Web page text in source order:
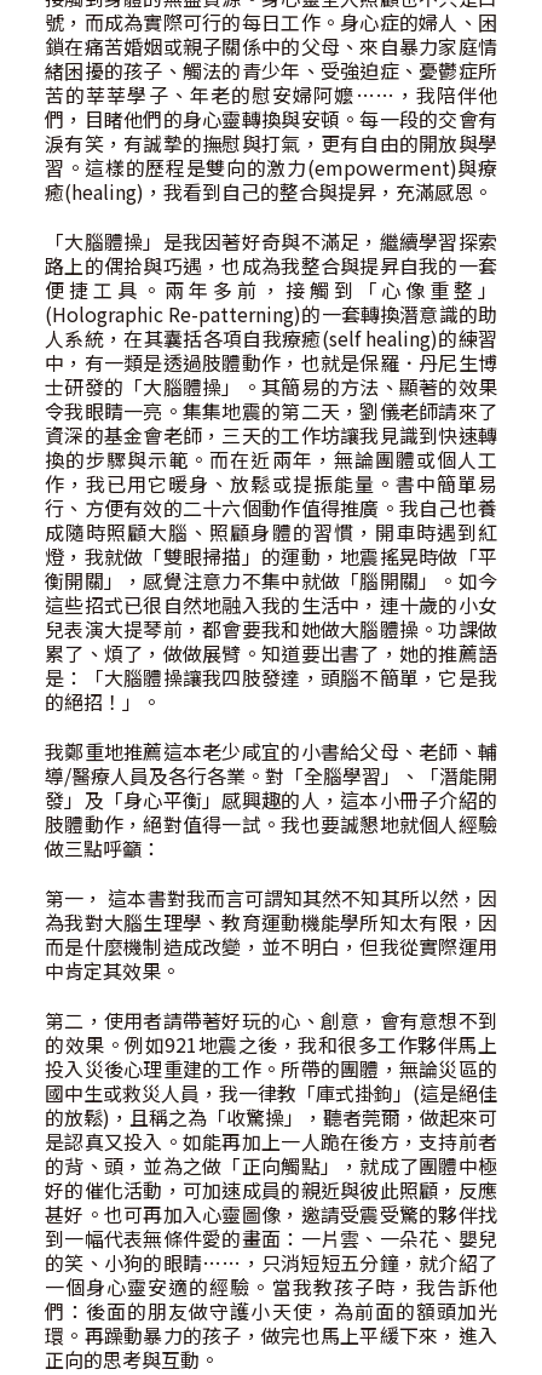
號，而成為實際可行的每日工作。身心症的婦人、困
鎖在痛苦婚姻或親子關係中的父母、來自暴力家庭情
緒困擾的孩子、觸法的青少年、受強迫症、憂鬱症所
苦的莘莘學子、年老的慰安婦阿嬤……，我陪伴他
們，目睹他們的身心靈轉換與安頓。每一段的交會有
淚有笑，有誠摯的撫慰與打氣，更有自由的開放與學
習。這樣的歷程是雙向的激力(empowerment)與療
癒(healing)，我看到自己的整合與提昇，充滿感恩。
「大腦體操」是我因著好奇與不滿足，繼續學習探索
路上的偶拾與巧遇，也成為我整合與提昇自我的一套
便捷工具。兩年多前，接觸到「心像重整」
(Holographic Re-patterning)的一套轉換潛意識的助
人系統，在其囊括各項自我療癒(self healing)的練習
中，有一類是透過肢體動作，也就是保羅．丹尼生博
士研發的「大腦體操」。其簡易的方法、顯著的效果
令我眼睛一亮。集集地震的第二天，劉儀老師請來了
資深的基金會老師，三天的工作坊讓我見識到快速轉
換的步驟與示範。而在近兩年，無論團體或個人工
作，我已用它暖身、放鬆或提振能量。書中簡單易
行、方便有效的二十六個動作值得推廣。我自己也養
成隨時照顧大腦、照顧身體的習慣，開車時遇到紅
燈，我就做「雙眼掃描」的運動，地震搖晃時做「平
衡開關」，感覺注意力不集中就做「腦開關」。如今
這些招式已很自然地融入我的生活中，連十歲的小女
兒表演大提琴前，都會要我和她做大腦體操。功課做
累了、煩了，做做展臂。知道要出書了，她的推薦語
是：「大腦體操讓我四肢發達，頭腦不簡單，它是我
的絕招！」。
我鄭重地推薦這本老少咸宜的小書給父母、老師、輔
導/醫療人員及各行各業。對「全腦學習」、「潛能開
發」及「身心平衡」感興趣的人，這本小冊子介紹的
肢體動作，絕對值得一試。我也要誠懇地就個人經驗
做三點呼籲：
第一， 這本書對我而言可謂知其然不知其所以然，因
為我對大腦生理學、教育運動機能學所知太有限，因
而是什麼機制造成改變，並不明白，但我從實際運用
中肯定其效果。
第二，使用者請帶著好玩的心、創意，會有意想不到
的效果。例如921地震之後，我和很多工作夥伴馬上
投入災後心理重建的工作。所帶的團體，無論災區的
國中生或救災人員，我一律教「庫式掛鉤」(這是絕佳
的放鬆)，且稱之為「收驚操」，聽者莞爾，做起來可
是認真又投入。如能再加上一人跪在後方，支持前者
的背、頭，並為之做「正向觸點」，就成了團體中極
好的催化活動，可加速成員的親近與彼此照顧，反應
甚好。也可再加入心靈圖像，邀請受震受驚的夥伴找
到一幅代表無條件愛的畫面：一片雲、一朵花、嬰兒
的笑、小狗的眼睛……，只消短短五分鐘，就介紹了
一個身心靈安適的經驗。當我教孩子時，我告訴他
們：後面的朋友做守護小天使，為前面的額頭加光
環。再躁動暴力的孩子，做完也馬上平緩下來，進入
正向的思考與互動。